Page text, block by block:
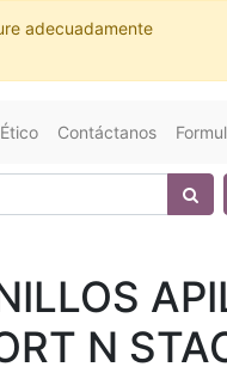
adecuadamente
Contáctanos
N